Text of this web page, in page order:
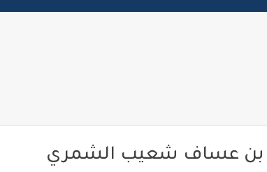
بن عساف شعيب الشمري